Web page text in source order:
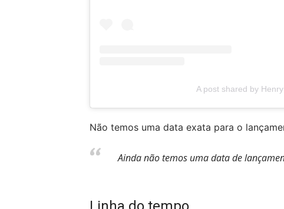
A post shared by
Não temos uma data exata para o
Ainda não temos uma data de